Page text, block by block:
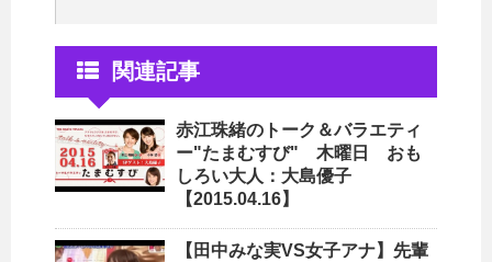
関連記事
赤江珠緒のトーク＆バラエティ
ー"たまむすび" 木曜日 おも
しろい大人：大島優子
【2015.04.16】
【田中みな実VS女子アナ】先輩